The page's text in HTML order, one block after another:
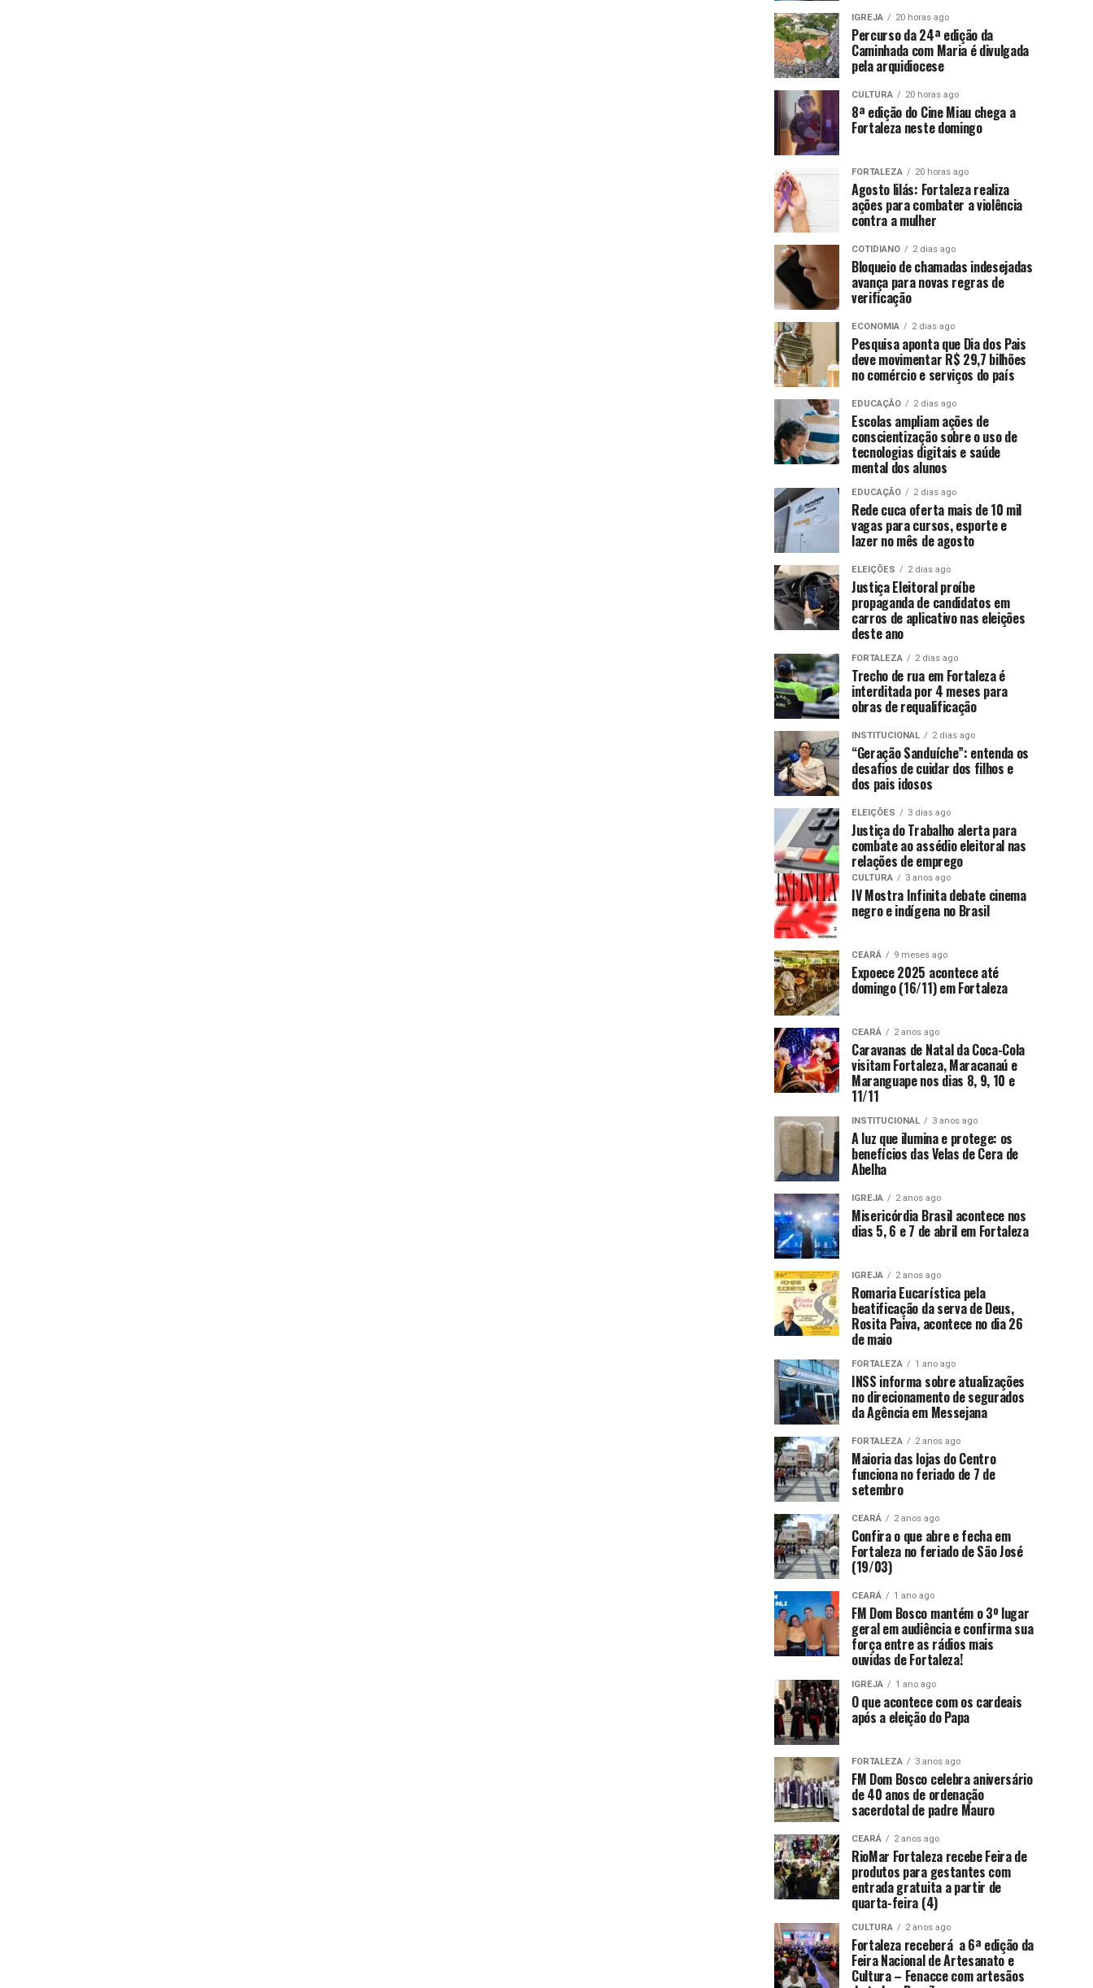
IGREJA 20 horas ago
Percurso da 24ª edição da
Caminhada com Maria é divulgada
pela arquidiocese
CULTURA 20 horas ago
8ª edição do Cine Miau chega a
Fortaleza neste domingo
FORTALEZA 20 horas ago
Agosto lilás: Fortaleza realiza
ações para combater a violência
contra a mulher
COTIDIANO 2 dias ago
Bloqueio de chamadas indesejadas
avança para novas regras de
verificação
ECONOMIA 2 dias ago
Pesquisa aponta que Dia dos Pais
deve movimentar R$ 29,7 bilhões
no comércio e serviços do país
EDUCAÇÃO 2 dias ago
Escolas ampliam ações de
conscientização sobre o uso de
tecnologias digitais e saúde
mental dos alunos
EDUCAÇÃO 2 dias ago
Rede cuca oferta mais de 10 mil
vagas para cursos, esporte e
lazer no mês de agosto
ELEIÇÕES 2 dias ago
Justiça Eleitoral proíbe
propaganda de candidatos em
carros de aplicativo nas eleições
deste ano
FORTALEZA 2 dias ago
Trecho de rua em Fortaleza é
interditada por 4 meses para
obras de requalificação
INSTITUCIONAL 2 dias ago
“Geração Sanduíche”: entenda os
desafios de cuidar dos filhos e
dos pais idosos
ELEIÇÕES 3 dias ago
Justiça do Trabalho alerta para
combate ao assédio eleitoral nas
relações de emprego
CULTURA 3 anos ago
IV Mostra Infinita debate cinema
negro e indígena no Brasil
CEARÁ 9 meses ago
Expoece 2025 acontece até
domingo (16/11) em Fortaleza
CEARÁ 2 anos ago
Caravanas de Natal da Coca-Cola
visitam Fortaleza, Maracanaú e
Maranguape nos dias 8, 9, 10 e
11/11
INSTITUCIONAL 3 anos ago
A luz que ilumina e protege: os
benefícios das Velas de Cera de
Abelha
IGREJA 2 anos ago
Misericórdia Brasil acontece nos
dias 5, 6 e 7 de abril em Fortaleza
IGREJA 2 anos ago
Romaria Eucarística pela
beatificação da serva de Deus,
Rosita Paiva, acontece no dia 26
de maio
FORTALEZA 1 ano ago
INSS informa sobre atualizações
no direcionamento de segurados
da Agência em Messejana
FORTALEZA 2 anos ago
Maioria das lojas do Centro
funciona no feriado de 7 de
setembro
CEARÁ 2 anos ago
Confira o que abre e fecha em
Fortaleza no feriado de São José
(19/03)
CEARÁ 1 ano ago
FM Dom Bosco mantém o 3º lugar
geral em audiência e confirma sua
força entre as rádios mais
ouvidas de Fortaleza!
IGREJA 1 ano ago
O que acontece com os cardeais
após a eleição do Papa
FORTALEZA 3 anos ago
FM Dom Bosco celebra aniversário
de 40 anos de ordenação
sacerdotal de padre Mauro
CEARÁ 2 anos ago
RioMar Fortaleza recebe Feira de
produtos para gestantes com
entrada gratuita a partir de
quarta-feira (4)
CULTURA 2 anos ago
Fortaleza receberá a 6ª edição da
Feira Nacional de Artesanato e
Cultura – Fenacce com artesãos